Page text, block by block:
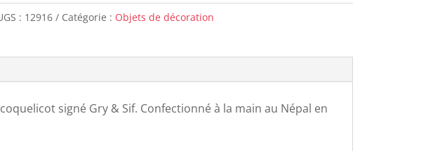
: 12916 Catégorie : Objets de décoration
signé Gry & Sif. Confectionné à la main au Népal en